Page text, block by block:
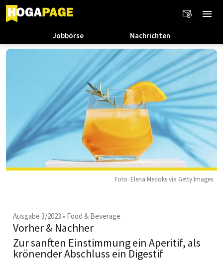
Jobbörse Nachrichten
Foto: Elena Medoks via Getty Images
Ausgabe 3/2023 • Food & Beverage
Vorher & Nachher
Zur sanften Einstimmung ein Aperitif, als
krönender Abschluss ein Digestif